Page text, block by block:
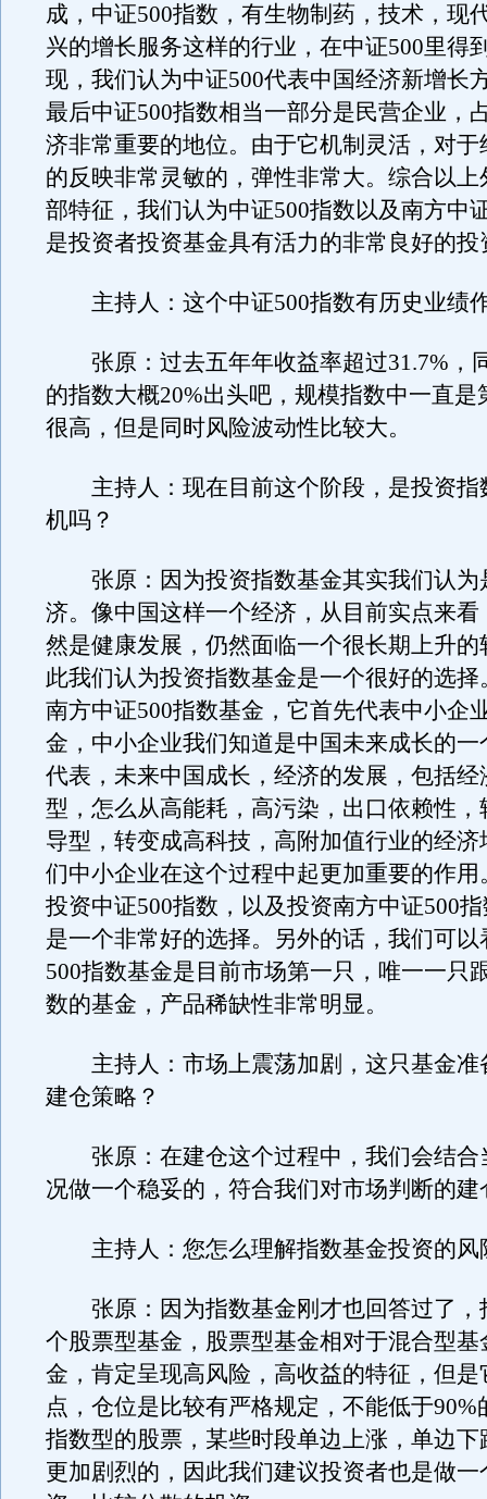
成，中证500指数，有生物制药，技术，现
兴的增长服务这样的行业，在中证500里得
现，我们认为中证500代表中国经济新增长
最后中证500指数相当一部分是民营企业，
济非常重要的地位。由于它机制灵活，对于
的反映非常灵敏的，弹性非常大。综合以上
部特征，我们认为中证500指数以及南方中
是投资者投资基金具有活力的非常良好的投
主持人：这个中证500指数有历史业绩
张原：过去五年年收益率超过31.7%，
的指数大概20%出头吧，规模指数中一直是
很高，但是同时风险波动性比较大。
主持人：现在目前这个阶段，是投资指
机吗？
张原：因为投资指数基金其实我们认为
济。像中国这样一个经济，从目前实点来看
然是健康发展，仍然面临一个很长期上升的
此我们认为投资指数基金是一个很好的选择
南方中证500指数基金，它首先代表中小企
金，中小企业我们知道是中国未来成长的一
代表，未来中国成长，经济的发展，包括经
型，怎么从高能耗，高污染，出口依赖性，
导型，转变成高科技，高附加值行业的经济
们中小企业在这个过程中起更加重要的作用
投资中证500指数，以及投资南方中证500
是一个非常好的选择。另外的话，我们可以
500指数基金是目前市场第一只，唯一一只
数的基金，产品稀缺性非常明显。
主持人：市场上震荡加剧，这只基金准
建仓策略？
张原：在建仓这个过程中，我们会结合
况做一个稳妥的，符合我们对市场判断的建
主持人：您怎么理解指数基金投资的风
张原：因为指数基金刚才也回答过了，
个股票型基金，股票型基金相对于混合型基
金，肯定呈现高风险，高收益的特征，但是
点，仓位是比较有严格规定，不能低于90%
指数型的股票，某些时段单边上涨，单边下
更加剧烈的，因此我们建议投资者也是做一